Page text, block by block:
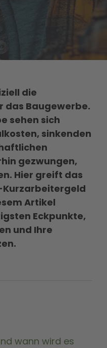
die
das Baugewerbe.
sehen sich
sinkenden
gezwungen,
Hier greift das
Artikel
Eckpunkte,
und Ihre
wann wird es